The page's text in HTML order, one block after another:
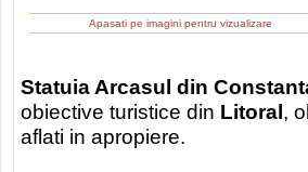
Apasati pe imagini pentru vizualizare
Statuia Arcasul din
obiective turistice din Litoral,
aflati in apropiere.